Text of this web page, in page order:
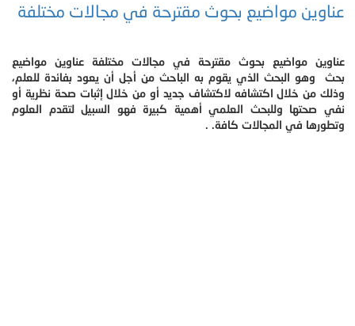
عناوين مواضيع بحوث مقترحة في مجالات مختلفة
عناوين مواضيع بحوث مقترحة في مجالات مختلفة عناوين مواضيع
بحث وهو البحث الذي يقوم به الباحث من أجل أن يعود بفائدة للعلم،
وذلك من خلال اكتشافه لاكتشاف جديد أو من خلال إثبات صحة نظرية أو
نفي صحتها وللبحث العلمي أهمية كبيرة فهو السبيل لتقدم العلوم
وتطورها في المجالات كافة. .